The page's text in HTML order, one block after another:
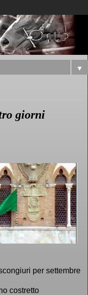
▼
giorni
per settembre
costretto